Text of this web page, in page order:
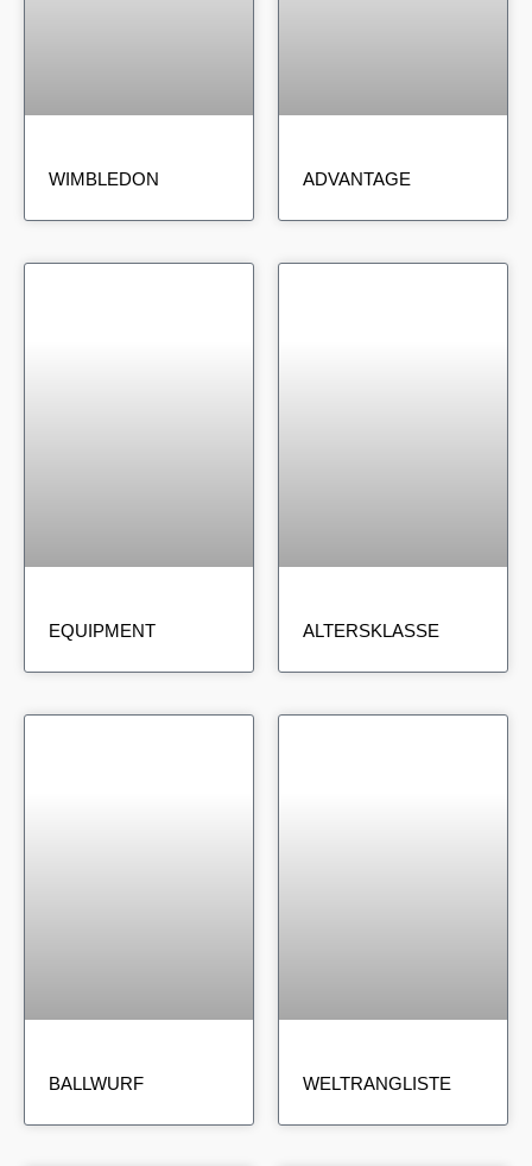
WIMBLEDON ADVANTAGE
EQUIPMENT ALTERSKLASSE
BALLWURF WELTRANGLISTE